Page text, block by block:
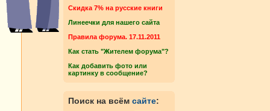
Cкидка 7% на русские книги
Линеечки для нашего сайта
Правила форума. 17.11.2011
Как стать "Жителем форума"?
Как добавить фото или
картинку в сообщение?
Поиск на всём сайте: